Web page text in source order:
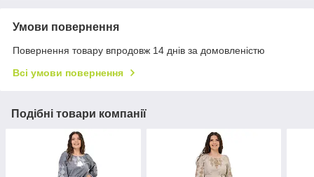
Умови повернення
Повернення товару впродовж 14 днів за домовленістю
Всі умови повернення
Подібні товари компанії